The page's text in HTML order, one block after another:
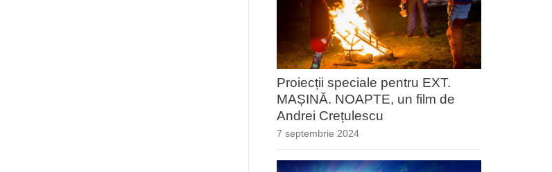
Proiecții speciale pentru EXT.
MAȘINĂ. NOAPTE, un film de
Andrei Crețulescu
7 septembrie 2024